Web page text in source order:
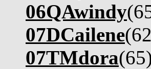
06QAwindy
07DCailene
07TMdora